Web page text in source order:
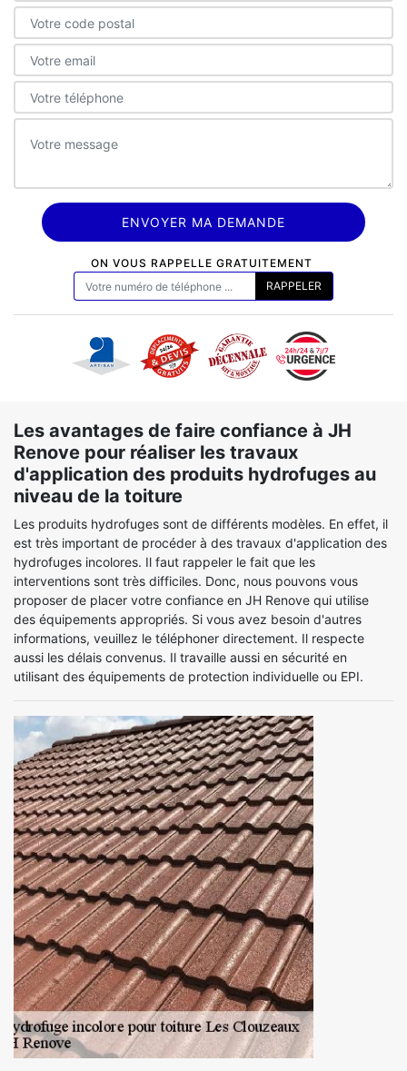
ON VOUS RAPPELLE GRATUITEMENT
Les avantages de faire confiance à JH
Renove pour réaliser les travaux
d'application des produits hydrofuges au
niveau de la toiture
Les produits hydrofuges sont de différents modèles. En effet, il
est très important de procéder à des travaux d'application des
hydrofuges incolores. Il faut rappeler le fait que les
interventions sont très difficiles. Donc, nous pouvons vous
proposer de placer votre confiance en JH Renove qui utilise
des équipements appropriés. Si vous avez besoin d'autres
informations, veuillez le téléphoner directement. Il respecte
aussi les délais convenus. Il travaille aussi en sécurité en
utilisant des équipements de protection individuelle ou EPI.